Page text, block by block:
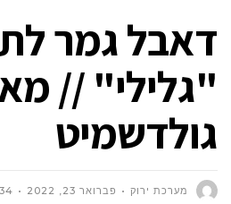
דאבל גמר
"גלילי" //
גולדשמיט
מערכת ירוק פברואר 23, 2022 PM